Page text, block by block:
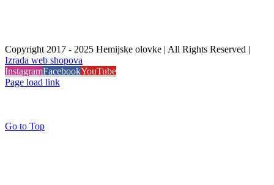
Copyright 2017 - 2025 Hemijske olovke | All Rights Reserved |
Izrada web shopova
InstagramFacebookYouTube
Page load link
Go to Top